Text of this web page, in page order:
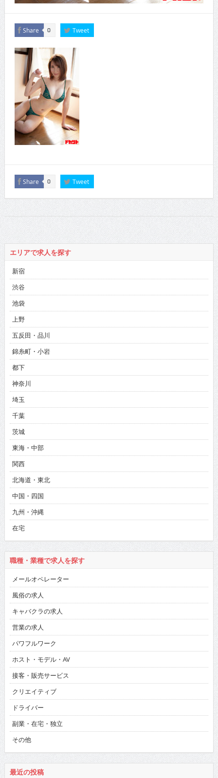
Share 0 Tweet
Share 0 Tweet
エリアで求人を探す
新宿
渋谷
池袋
上野
五反田・品川
錦糸町・小岩
都下
神奈川
埼玉
千葉
茨城
東海・中部
関西
北海道・東北
中国・四国
九州・沖縄
在宅
職種・業種で求人を探す
メールオペレーター
風俗の求人
キャバクラの求人
営業の求人
パワフルワーク
ホスト・モデル・AV
接客・販売サービス
クリエイティブ
ドライバー
副業・在宅・独立
その他
最近の投稿